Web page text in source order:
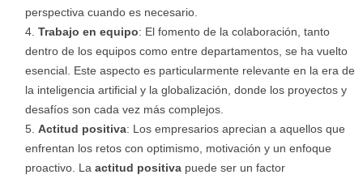
perspectiva cuando es necesario.
Trabajo en equipo: El fomento de la colaboración, tanto
dentro de los equipos como entre departamentos, se ha vuelto
esencial. Este aspecto es particularmente relevante en la era de
la inteligencia artificial y la globalización, donde los proyectos y
desafíos son cada vez más complejos.
Actitud positiva: Los empresarios aprecian a aquellos que
enfrentan los retos con optimismo, motivación y un enfoque
proactivo. La actitud positiva puede ser un factor